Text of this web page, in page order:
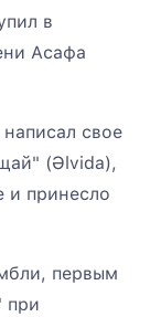
в
Асафа
свое
(Əlvida),
и принесло
первым
при